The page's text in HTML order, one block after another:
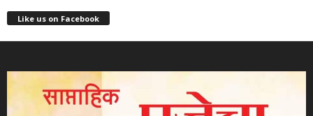
Like us on Facebook